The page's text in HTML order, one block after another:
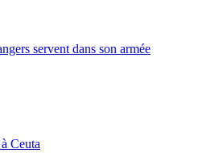
servent dans son armée
Ceuta